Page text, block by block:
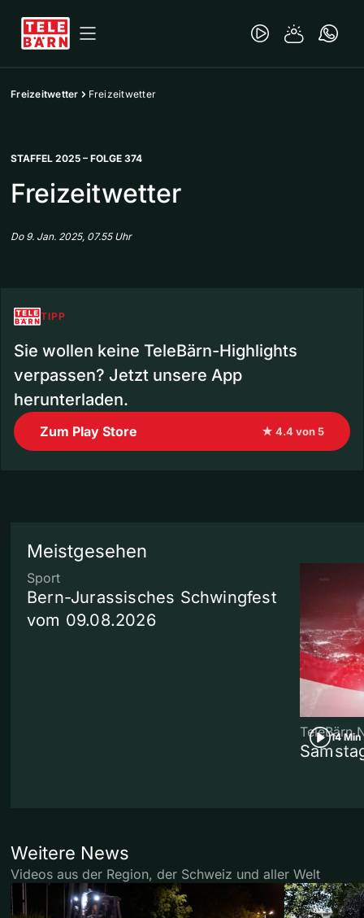
Freizeitwetter Freizeitwetter
STAFFEL 2025 – FOLGE 374
Freizeitwetter
Do 9. Jan. 2025, 07.55 Uhr
TIPP
Sie wollen keine TeleBärn-Highlights
verpassen? Jetzt unsere App
herunterladen.
Zum Play Store ★ 4.4 von 5
Meistgesehen
Sport
Bern-Jurassisches Schwingfest
vom 09.08.2026
14 Min
TeleBärn
Weitere News
Videos aus der Region, der Schweiz und aller Welt